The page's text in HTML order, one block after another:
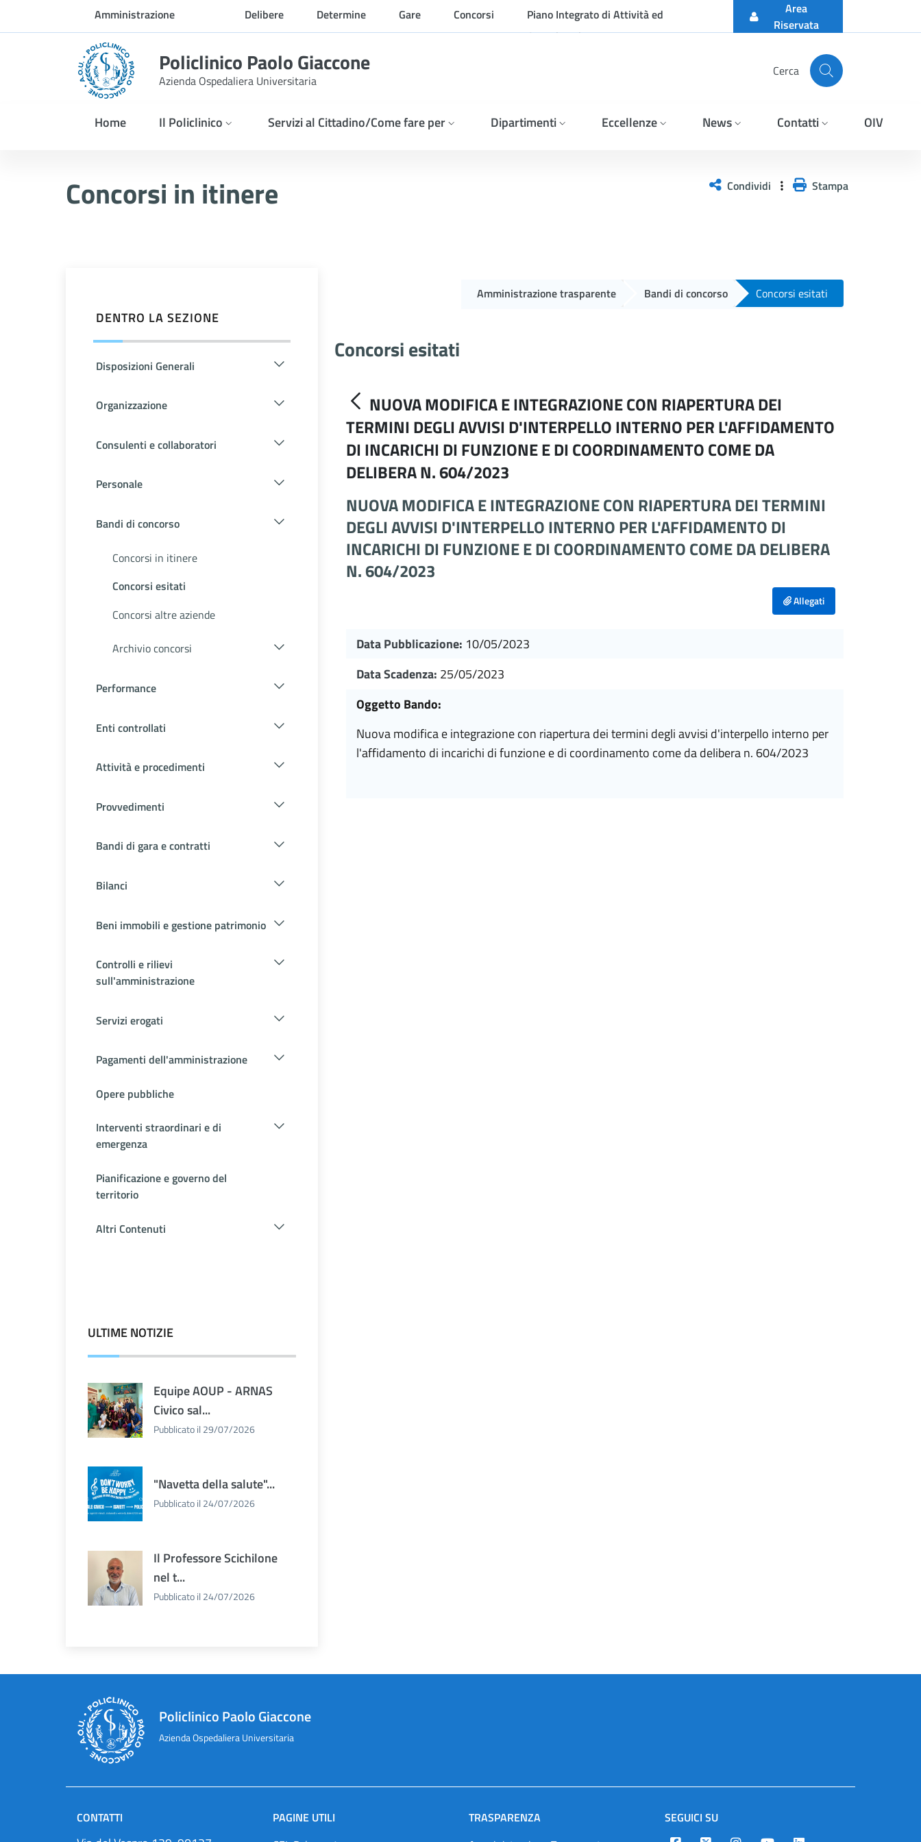
Skip to Main ContentAmministrazione
trasparente
Delibere Determine Gare Concorsi
Piano Integrato di Attività ed
Organizzazione
Area
Riservata
Policlinico Paolo Giaccone
Azienda Ospedaliera Universitaria
Cerca
Home Il Policlinico Servizi al Cittadino/Come fare per Dipartimenti Eccellenze News Contatti OIV
Concorsi in itinere Condividi Stampa
DENTRO LA SEZIONE
Disposizioni Generali
Organizzazione
Consulenti e collaboratori
Personale
Bandi di concorso
Concorsi in itinere
Concorsi esitati
Concorsi altre aziende
Archivio concorsi
Performance
Enti controllati
Attività e procedimenti
Provvedimenti
Bandi di gara e contratti
Bilanci
Beni immobili e gestione patrimonio
Controlli e rilievi
sull'amministrazione
Servizi erogati
Pagamenti dell'amministrazione
Opere pubbliche
Interventi straordinari e di
emergenza
Pianificazione e governo del
territorio
Altri Contenuti
ULTIME NOTIZIE
Equipe AOUP - ARNAS
Civico sal...
Pubblicato il 29/07/2026
"Navetta della salute"...
Pubblicato il 24/07/2026
Il Professore Scichilone
nel t...
Pubblicato il 24/07/2026
Amministrazione trasparente Bandi di concorso Concorsi esitati
Concorsi esitati
NUOVA MODIFICA E INTEGRAZIONE CON RIAPERTURA DEI
TERMINI DEGLI AVVISI D'INTERPELLO INTERNO PER L'AFFIDAMENTO
DI INCARICHI DI FUNZIONE E DI COORDINAMENTO COME DA
DELIBERA N. 604/2023
NUOVA MODIFICA E INTEGRAZIONE CON RIAPERTURA DEI TERMINI
DEGLI AVVISI D'INTERPELLO INTERNO PER L'AFFIDAMENTO DI
INCARICHI DI FUNZIONE E DI COORDINAMENTO COME DA DELIBERA
N. 604/2023
Allegati
Data Pubblicazione: 10/05/2023
Data Scadenza: 25/05/2023
Oggetto Bando:
nuova modifica e integrazione con riapertura dei termini degli avvisi d'interpello interno per
l'affidamento di incarichi di funzione e di coordinamento come da delibera n. 604/2023
Policlinico Paolo Giaccone
Azienda Ospedaliera Universitaria
CONTATTI
PAGINE UTILI
TRASPARENZA
SEGUICI SU